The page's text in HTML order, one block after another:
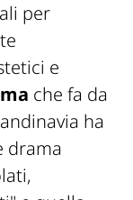
per
e
che fa da
ha
drama